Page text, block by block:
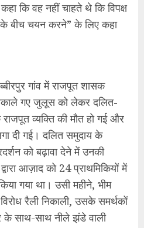
कि वह नहीं चाहते थे कि विपक्ष
बीच चयन करने” के लिए कहा
गांव में राजपूत शासक
गए जुलूस को लेकर दलित-
व्यक्ति की मौत हो गई और
दी गई। दलित समुदाय के
को बढ़ावा देने में उनकी
आज़ाद को 24 प्राथमिकियों में
गया था। उसी महीने, भीम
रैली निकाली, उसके समर्थकों
साथ-साथ नीले झंडे वाली